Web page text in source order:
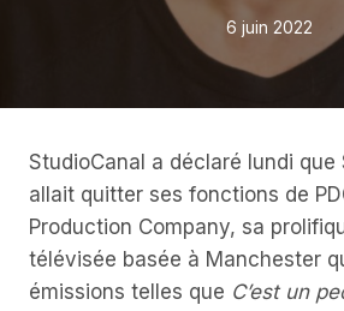
6 juin 2022
StudioCanal a déclaré lundi que
allait quitter ses fonctions de
Production Company, sa
télévisée basée à Manchester
émissions telles que C’est un